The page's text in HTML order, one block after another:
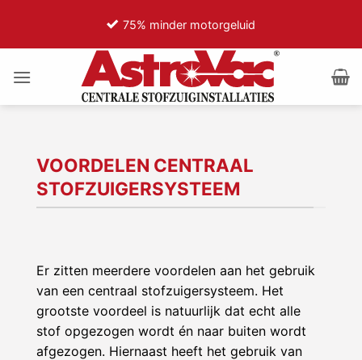
inhoud
75% minder motorgeluid
VOORDELEN CENTRAAL
STOFZUIGERSYSTEEM
Er zitten meerdere voordelen aan het gebruik
van een centraal stofzuigersysteem. Het
grootste voordeel is natuurlijk dat echt alle
stof opgezogen wordt én naar buiten wordt
afgezogen. Hiernaast heeft het gebruik van